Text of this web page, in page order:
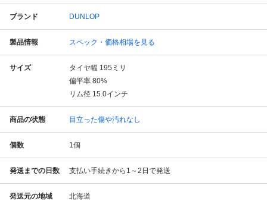
ブランド DUNLOP
製品情報 スペック・価格相場を見る
サイズ タイヤ幅 195 ミリ
偏平率 80%
リム径 15.0インチ
商品の状態 目立った傷や汚れなし
個数 1個
発送までの日数 支払い手続きから1～2日で発送
発送元の地域 北海道